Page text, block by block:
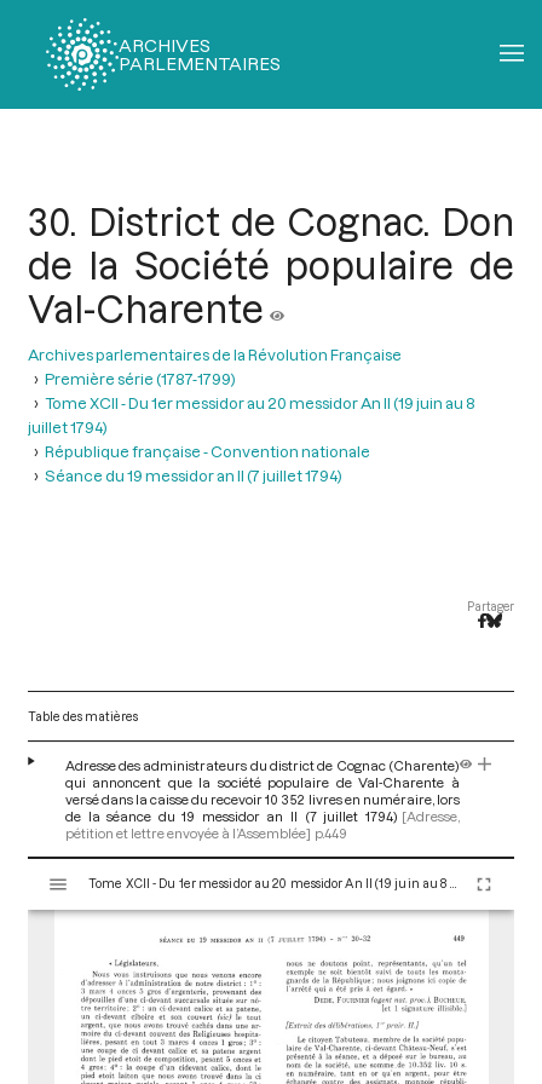
ARCHIVES
PARLEMENTAIRES
30. District de Cognac. Don
de la Société populaire de
Val-Charente
Archives parlementaires de la Révolution Française
Première série (1787-1799)
Tome XCII - Du 1er messidor au 20 messidor An II (19 juin au 8
juillet 1794)
République française - Convention nationale
Séance du 19 messidor an II (7 juillet 1794)
Partager
Table des matières
Adresse des administrateurs du district de Cognac (Charente)
qui annoncent que la société populaire de Val-Charente à
versé dans la caisse du recevoir 10 352 livres en numéraire, lors
de la séance du 19 messidor an II (7 juillet 1794) [Adresse,
pétition et lettre envoyée à l’Assemblée] p.449
s